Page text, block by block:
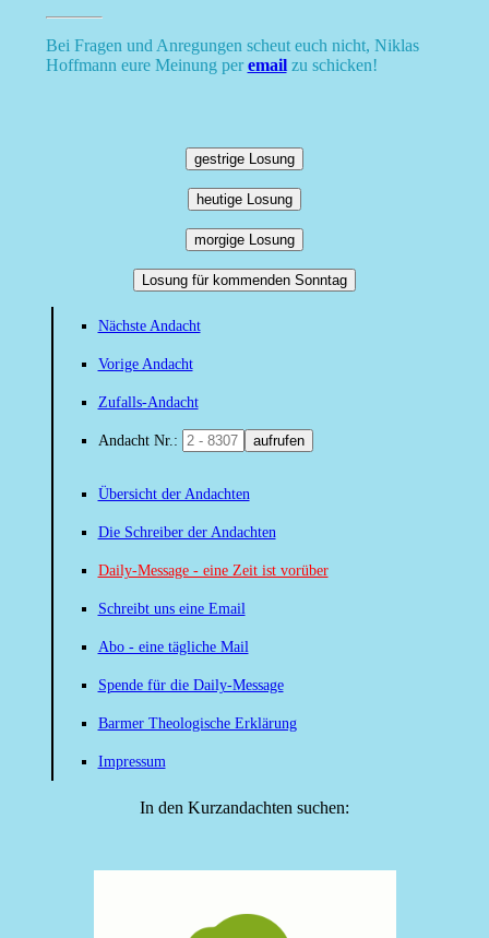
Bei Fragen und Anregungen scheut euch nicht, Niklas
Hoffmann eure Meinung peremailzu schicken!
gestrige Losung
heutige Losung
morgige Losung
Losung für kommenden Sonntag
Nächste Andacht
Vorige Andacht
Zufalls-Andacht
Andacht Nr.: aufrufen
Übersicht der Andachten
Die Schreiber der Andachten
Daily-Message - eine Zeit ist vorüber
Schreibt uns eine Email
Abo - eine tägliche Mail
Spende für die Daily-Message
Barmer Theologische Erklärung
Impressum
In den Kurzandachten suchen: